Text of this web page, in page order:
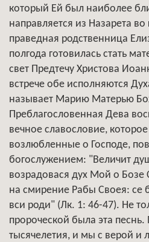
который Ей был наиболее
направляется из Назарета
праведная родственница
полгода готовилась стать
свет Предтечу Христова
встрече обе исполняются
называет Марию Матерью
Преблагословенная Дева
вечное славословие,
возлюбленные о Господе,
богослужением: "Величит
возрадовася дух Мой о
на смирение Рабы Своея: се
вси роди" (Лк. 1: 46-47). Не
пророческой была эта
тысячелетия, и мы с верой